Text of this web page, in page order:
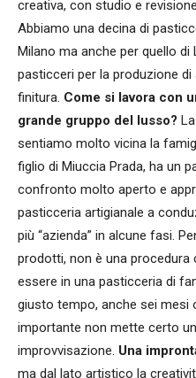
creativa, con studio e
Abbiamo una decina di
Milano ma anche per quello
pasticceri per la produzione
finitura. Come si lavora con
grande gruppo del lusso?
sentiamo molto vicina la
figlio di Miuccia Prada, ha un
confronto molto aperto e
pasticceria artigianale a
più “azienda” in alcune fasi.
prodotti, non è una
essere in una pasticceria di
giusto tempo, anche sei mesi
importante non mette certo
improvvisazione. Una
ma dal lato artistico la